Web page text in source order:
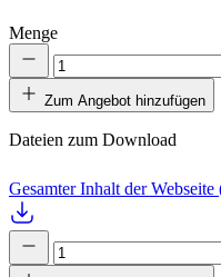
Menge
Zum Angebot hinzufügen
Dateien zum Download
Gesamter Inhalt der